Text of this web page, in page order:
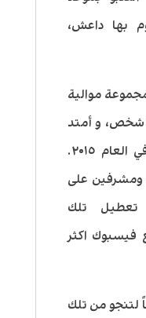
بها داعش،
جونسون وفريقه ١٩٦ مجموعة موالية
لداعش، تتألف من ١٠٧٠٨٦ شخص، و أمتد
عملها من ١/١ الى ١٣/٨ في العام ٢٠١٥.
ومشرفين على
تعطيل تلك
فيسبوك اكثر
لتنجو من تلك